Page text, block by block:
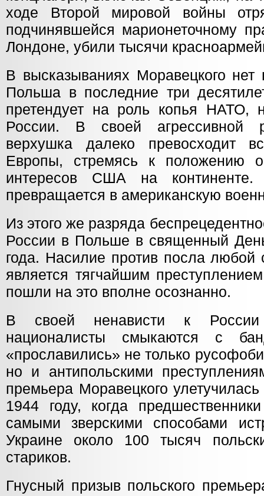
ходе Второй мировой войны
подчинявшейся марионеточному
Лондоне, убили тысячи
В высказываниях Моравецкого нет
Польша в последние три
претендует на роль копья НАТО,
России. В своей агрессивной
верхушка далеко превосходит
Европы, стремясь к положению
интересов США на
превращается в американскую
Из этого же разряда
России в Польше в священный
года. Насилие против посла любой
является тягчайшим
пошли на это вполне осознанно.
В своей ненависти к России
националисты смыкаются с
«прославились» не только
но и антипольскими
премьера Моравецкого
1944 году, когда
самыми зверскими способами
Украине около 100 тысяч
стариков.
Гнусный призыв польского